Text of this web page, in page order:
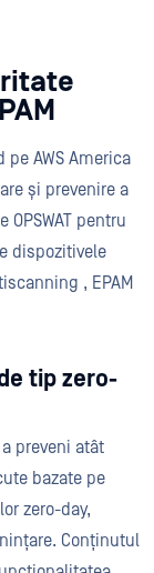
pe AWS America
și prevenire a
pentru
dispozitivele
, EPAM
tip zero-
preveni atât
bazate pe
zero-day,
Conținutul